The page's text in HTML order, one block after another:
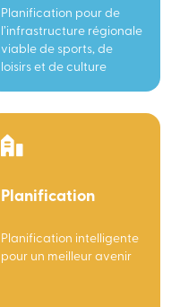
Planification pour de
l’infrastructure régionale
viable de sports, de
loisirs et de culture
Planification
Planification intelligente
pour un meilleur avenir